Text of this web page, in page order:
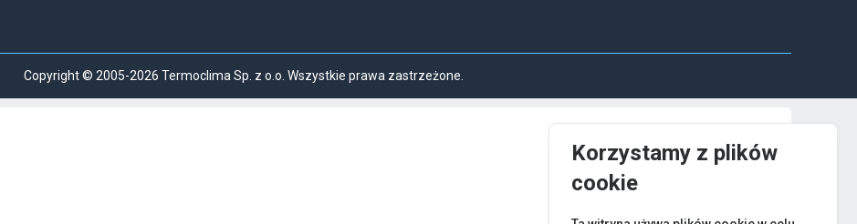
Copyright © 2005-2026 Termoclima Sp. z o.o. Wszystkie prawa zastrzeżone.
Korzystamy z plików
cookie